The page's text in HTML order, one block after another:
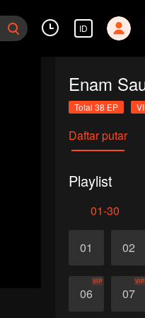
ID
Enam
Total 38 EP
Daftar putar
Playlist
01-30
01 02
06
VIP
07
VIP